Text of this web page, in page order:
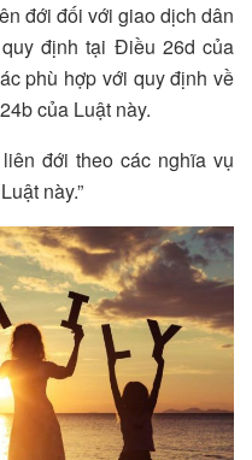
đới đối với giao dịch dân
định tại Điều 26d của
phù hợp với quy định về
của Luật này.
đới theo các nghĩa vụ
này.”